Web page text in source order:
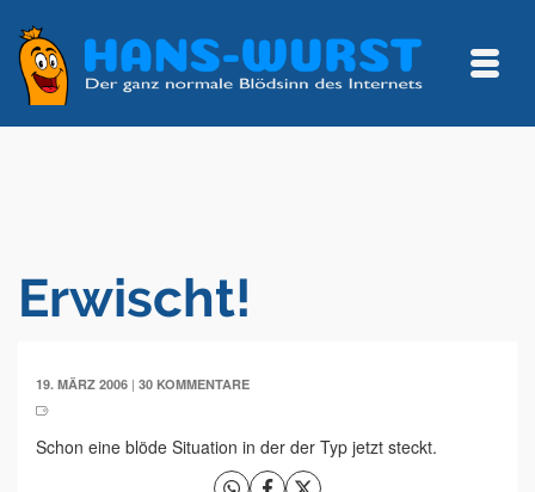
Erwischt!
19. MÄRZ 2006 | 30 KOMMENTARE
Schon eine blöde Situation in der der Typ jetzt steckt.